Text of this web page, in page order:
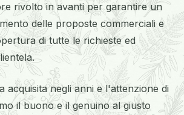
rivolto in avanti per garantire un
delle proposte commerciali e
di tutte le richieste ed
acquisita negli anni e l'attenzione di
il buono e il genuino al giusto